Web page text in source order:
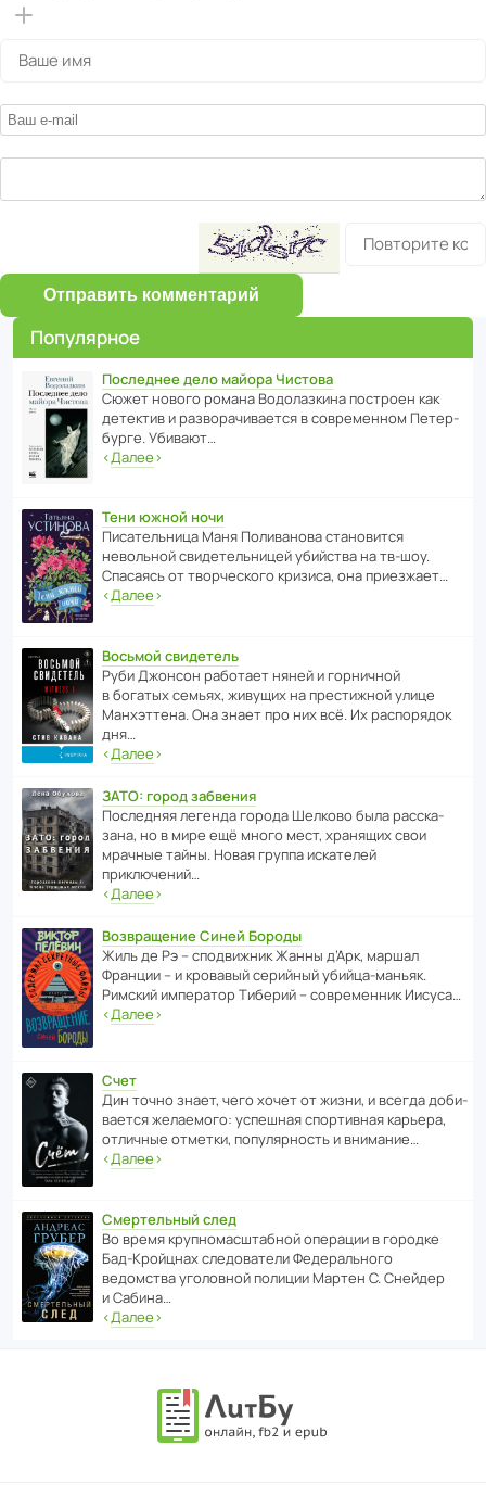
Отправить комментарий
Популярное
Последнее дело майора Чистова
Сюжет нового романа Водо­ла­з­кина пост­роен как
дете­ктив и разво­ра­чи­ва­ется в совре­менном Пете­р­
бурге. Убивают…
‹Далее›
Тени южной ночи
Писа­тель­ница Маня Поли­ва­нова стано­вится
невольной свиде­тель­ницей убийства на тв-шоу.
Спасаясь от твор­че­с­кого кризиса, она приезжает…
‹Далее›
Восьмой свидетель
Руби Джонсон рабо­тает няней и горни­чной
в богатых семьях, живущих на прес­ти­жной улице
Манх­эт­тена. Она знает про них всё. Их распо­рядок
дня…
‹Далее›
ЗАТО: город забвения
После­дняя легенда города Шелково была расска­
зана, но в мире ещё много мест, хранящих свои
мрачные тайны. Новая группа иска­телей
приключений…
‹Далее›
Возвращение Синей Бороды
Жиль де Рэ – спод­ви­жник Жанны д’Арк, маршал
Франции – и кровавый серийный убийца-маньяк.
Римский импе­ратор Тиберий – совре­менник Иисуса…
‹Далее›
Счет
Дин точно знает, чего хочет от жизни, и всегда доби­
ва­ется жела­е­мого: успе­шная спор­ти­вная карьера,
отли­чные отметки, попу­ля­р­ность и внимание…
‹Далее›
Смертельный след
Во время круп­но­мас­ш­та­бной операции в городке
Бад‑Крой­цнах следо­ва­тели Феде­раль­ного
ведомства уголо­вной полиции Мартен С. Снейдер
и Сабина…
‹Далее›